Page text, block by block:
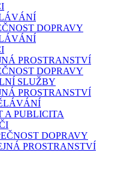
DOPRAVY
PROSTRANSTVÍ
DOPRAVY
SLUŽBY
PROSTRANSTVÍ
A PUBLICITA
DOPRAVY
PROSTRANSTVÍ